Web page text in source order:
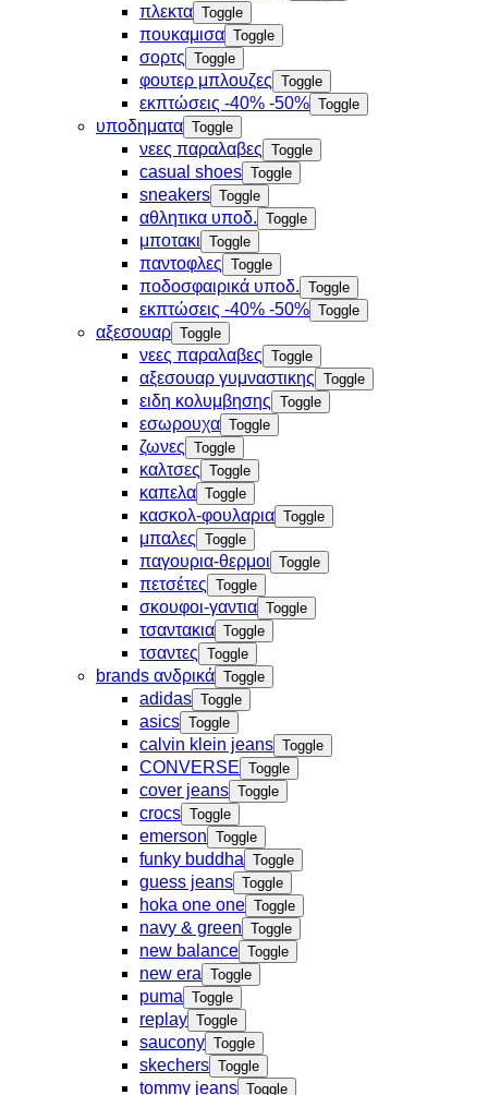
πλεκτα Toggle
πουκαμισα Toggle
σορτς Toggle
φουτερ μπλουζες Toggle
εκπτώσεις -40% -50% Toggle
υποδηματα Toggle
νεες παραλαβες Toggle
casual shoes Toggle
sneakers Toggle
αθλητικα υποδ. Toggle
μποτακι Toggle
παντοφλες Toggle
ποδοσφαιρικά υποδ. Toggle
εκπτώσεις -40% -50% Toggle
αξεσουαρ Toggle
νεες παραλαβες Toggle
αξεσουαρ γυμναστικης Toggle
ειδη κολυμβησης Toggle
εσωρουχα Toggle
ζωνες Toggle
καλτσες Toggle
καπελα Toggle
κασκολ-φουλαρια Toggle
μπαλες Toggle
παγουρια-θερμοι Toggle
πετσέτες Toggle
σκουφοι-γαντια Toggle
τσαντακια Toggle
τσαντες Toggle
brands ανδρικά Toggle
adidas Toggle
asics Toggle
calvin klein jeans Toggle
CONVERSE Toggle
cover jeans Toggle
crocs Toggle
emerson Toggle
funky buddha Toggle
guess jeans Toggle
hoka one one Toggle
navy & green Toggle
new balance Toggle
new era Toggle
puma Toggle
replay Toggle
saucony Toggle
skechers Toggle
tommy jeans Toggle